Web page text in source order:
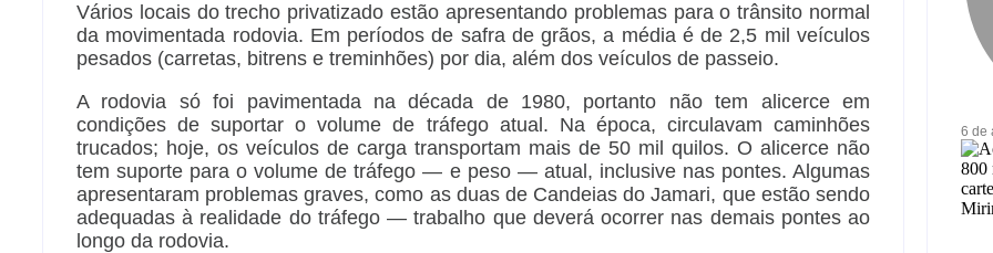
Vários locais do trecho privatizado estão apresentando problemas para o trânsito normal
da movimentada rodovia. Em períodos de safra de grãos, a média é de 2,5 mil veículos
pesados (carretas, bitrens e treminhões) por dia, além dos veículos de passeio.
A rodovia só foi pavimentada na década de 1980, portanto não tem alicerce em
condições de suportar o volume de tráfego atual. Na época, circulavam caminhões
trucados; hoje, os veículos de carga transportam mais de 50 mil quilos. O alicerce não
tem suporte para o volume de tráfego — e peso — atual, inclusive nas pontes. Algumas
apresentaram problemas graves, como as duas de Candeias do Jamari, que estão sendo
adequadas à realidade do tráfego — trabalho que deverá ocorrer nas demais pontes ao
longo da rodovia.
6 de